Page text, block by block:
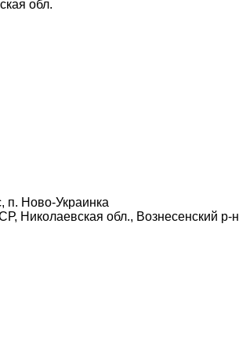
обл.
п. Ново-Украинка
Николаевская обл., Вознесенский р-н